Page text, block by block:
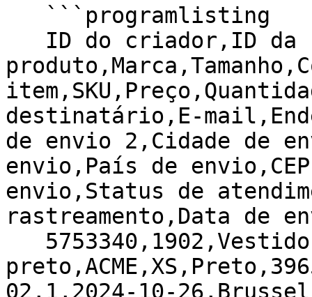
destinatário,E-
de envio 2,Cidade de
envio,País de
envio,Status de
rastreamento,Data de
02,1,2024-10-